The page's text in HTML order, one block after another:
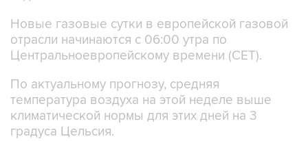
Новые газовые сутки в европейской газовой
отрасли начинаются c 06:00 утра по
Центральноевропейскому времени (CET).
По актуальному прогнозу, средняя
температура воздуха на этой неделе выше
климатической нормы для этих дней на 3
градуса Цельсия.